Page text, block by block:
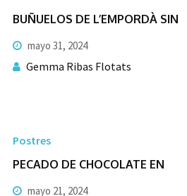
BUÑUELOS DE L’EMPORDÀ SIN
mayo 31, 2024
Gemma Ribas Flotats
Postres
PECADO DE CHOCOLATE EN
mayo 21, 2024